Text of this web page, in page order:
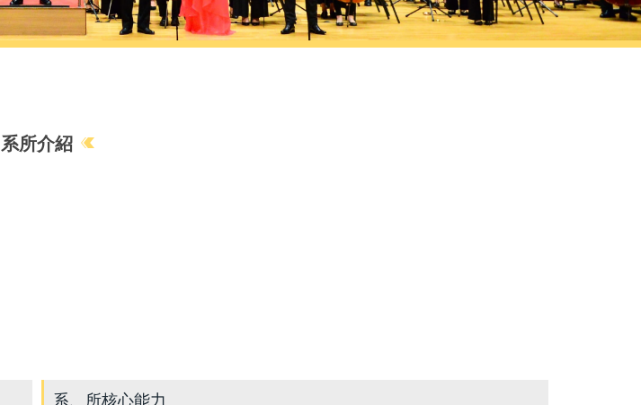
系所介紹
系、所核心能力